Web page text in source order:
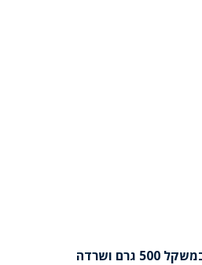
ושרדה